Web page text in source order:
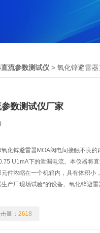
流参数测试仪 > 氧化锌避雷
数测试仪厂家
化锌避雷器MOA阀电间接触不良的
U1mA下的泄漏电流。本仪器将
件浓缩在一个机箱内，具有体积小
产厂现场试验*的设备。氧化锌避
量： 2618